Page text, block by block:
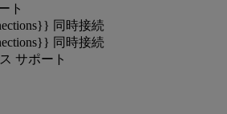
ト
同時接続
同時接続
サポート